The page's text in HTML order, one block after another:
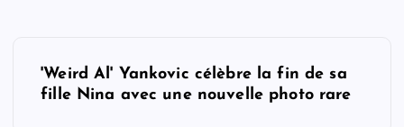
'Weird Al' Yankovic célèbre la fin de sa
fille Nina avec une nouvelle photo rare